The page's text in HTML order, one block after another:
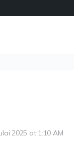
2025 at 1:10 AM